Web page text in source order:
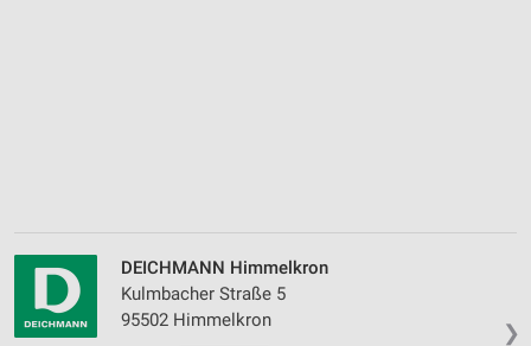
❯
DEICHMANN Himmelkron
Kulmbacher Straße 5
95502 Himmelkron